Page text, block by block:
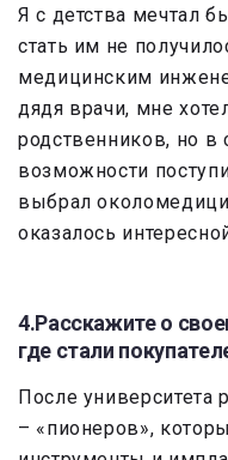
Я с детства мечтал
стать им не
медицинским
дядя врачи, мне
родственников, но в
возможности
выбрал
оказалось
4.Расскажите о
где стали
После университета
– «пионеров»,